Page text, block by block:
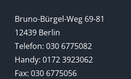
Bruno-Bürgel-Weg 69-81
12439 Berlin
Telefon: 030 6775082
Handy: 0172 3923062
Fax: 030 6775056